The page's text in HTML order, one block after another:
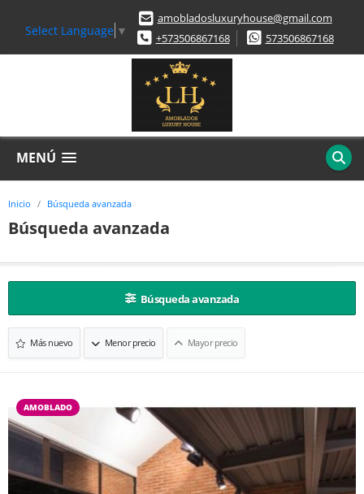
Select Language ▼
amobladosluxuryhouse@gmail.com
+573506867168
573506867168
MENÚ
Inicio Búsqueda avanzada
Búsqueda avanzada
Búsqueda avanzada
Más nuevo Menor precio Mayor precio
AMOBLADO